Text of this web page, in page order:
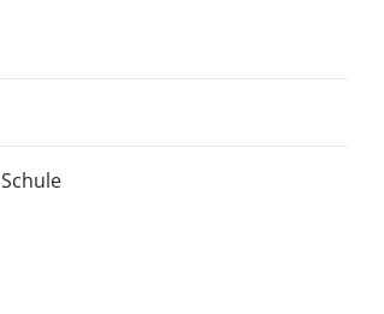
Schule